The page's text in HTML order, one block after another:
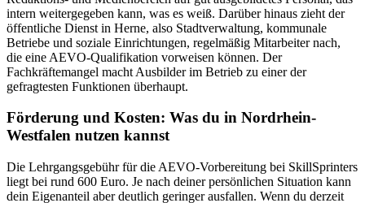
intern weitergegeben kann, was es weiß. Darüber hinaus zieht der
öffentliche Dienst in Herne, also Stadtverwaltung, kommunale
Betriebe und soziale Einrichtungen, regelmäßig Mitarbeiter nach,
die eine AEVO-Qualifikation vorweisen können. Der
Fachkräftemangel macht Ausbilder im Betrieb zu einer der
gefragtesten Funktionen überhaupt.
Förderung und Kosten: Was du in Nordrhein-
Westfalen nutzen kannst
Die Lehrgangsgebühr für die AEVO-Vorbereitung bei SkillSprinters
liegt bei rund 600 Euro. Je nach deiner persönlichen Situation kann
dein Eigenanteil aber deutlich geringer ausfallen. Wenn du derzeit